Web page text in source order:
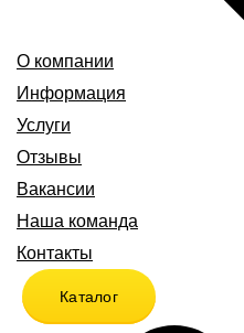
О компании
Информация
Услуги
Отзывы
Вакансии
Наша команда
Контакты
Каталог